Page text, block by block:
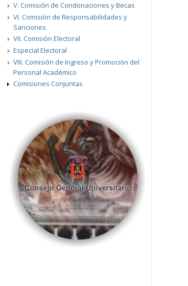
V. Comisión de Condonaciones y Becas
VI. Comisión de Responsabilidades y
Sanciones
VII. Comisión Electoral
Especial Electoral
VIII. Comisión de Ingreso y Promoción del
Personal Académico
Comisiones Conjuntas